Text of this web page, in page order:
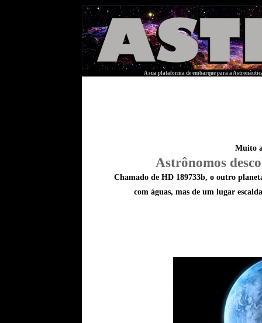
A sua plataforma de embarque para a
Muito
Astrônomos
Chamado de HD 189733b, o outro
com águas, mas de um lugar